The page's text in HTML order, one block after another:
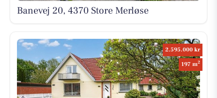
Banevej 20, 4370 Store Merløse
2.595.000 kr
197 m2